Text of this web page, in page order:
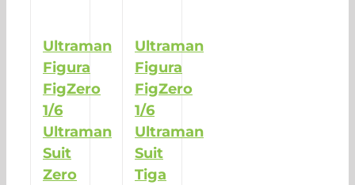
Ultraman
Figura
FigZero
1/6
Ultraman
Suit
Zero
Ultraman
Figura
FigZero
1/6
Ultraman
Suit
Tiga